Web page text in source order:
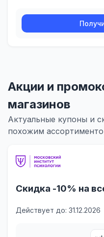
Акции и
магазинов
Актуальные купоны и
похожим
Скидка -10% на
Действует до: 31.12.2026